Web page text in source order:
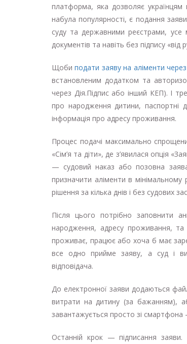
платформа, яка дозволяє українцям
набула популярності, є подання
суду та державними реєстрами,
документів та навіть без підпису «від
Щобиподати заяву на аліменти
встановленим додатком та
через Дія.Підпис або інший КЕП). І
про народження дитини, паспортні
інформація про адресу проживання.
Процес подачі максимально
«Сім’я та діти», де з’явилася опція
— судовий наказ або позовна
призначити аліменти в
рішення за кілька днів і без судових
Після цього потрібно заповнити
народження, адресу проживання, та
проживає, працює або хоча б має
все одно прийме заяву, а суд і
відповідача.
До електронної заяви додаються
витрати на дитину (за бажанням),
завантажується просто зі
Останній крок — підписання